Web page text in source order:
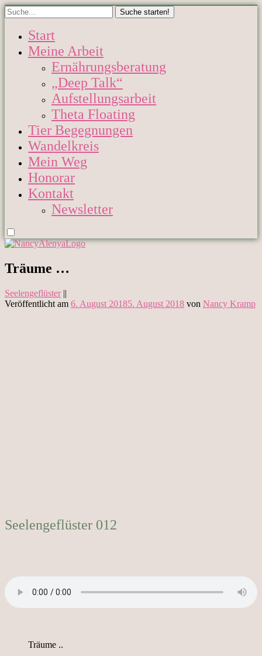
Start
Meine Arbeit
Ernährungsberatung
„Deep Talk“
Aufstellungsarbeit
Theta Floating
Tier Begegnungen
Wandelkreis
Mein Weg
Honorar
Kontakt
Newsletter
Träume …
Seelengeflüster||
Veröffentlicht am 6. August 20185. August 2018 von Nancy Kramp
Seelengeflüster 012
Träume ..